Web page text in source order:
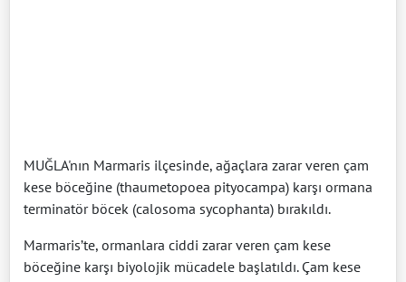
MUĞLA'nın Marmaris ilçesinde, ağaçlara zarar veren çam
kese böceğine (thaumetopoea pityocampa) karşı ormana
terminatör böcek (calosoma sycophanta) bırakıldı.
Marmaris’te, ormanlara ciddi zarar veren çam kese
böceğine karşı biyolojik mücadele başlatıldı. Çam kese